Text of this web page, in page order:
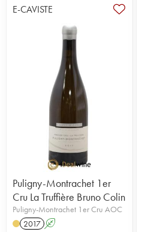
E-CAVISTE
Puligny-Montrachet 1er
Cru La Truffière Bruno Colin
Puligny-Montrachet 1er Cru AOC
2017 A